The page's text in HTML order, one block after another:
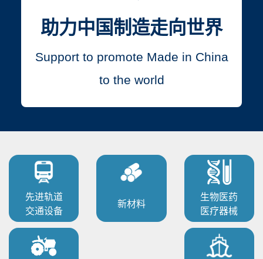
助力中国制造走向世界
Support to promote Made in China
to the world
先进轨道
交通设备
新材料
生物医药
医疗器械